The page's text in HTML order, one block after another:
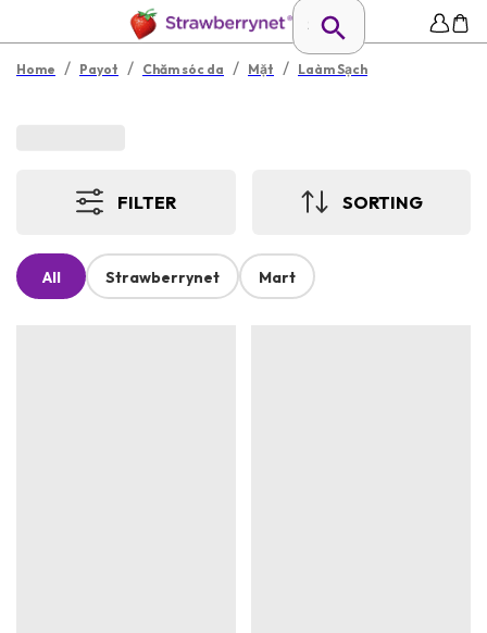
Home / Payot / Chăm sóc da / Mặt / Laàm Sạch
FILTER SORTING
All Strawberrynet Mart